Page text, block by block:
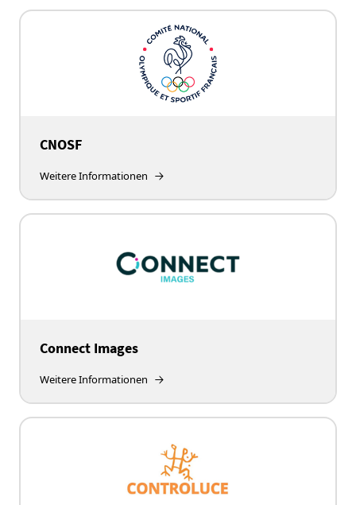
CNOSF
Weitere Informationen
Connect Images
Weitere Informationen